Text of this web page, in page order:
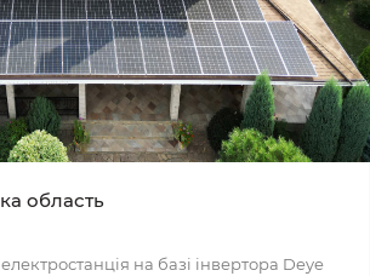
область
на базі інвертора Deye